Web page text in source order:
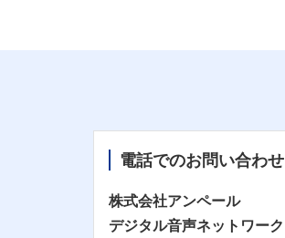
電話でのお問い合わせ
株式会社アンペール
デジタル音声ネットワーク